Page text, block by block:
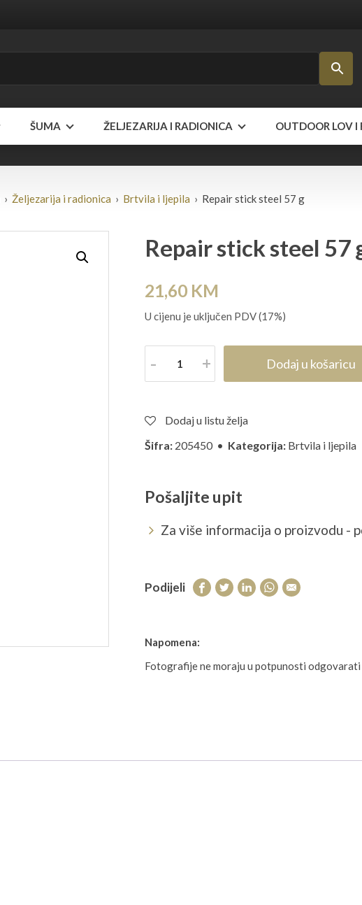
ŠUMA ŽELJEZARIJA I RADIONICA OUTDOOR LOV I
› Željezarija i radionica › Brtvila i ljepila › Repair stick steel 57 g
Repair stick steel 57
21,60 KM
U cijenu je uključen PDV (17%)
Količina Dodaj u košaricu
Dodaj u listu želja
Šifra: 205450 • Kategorija: Brtvila i ljepila
Pošaljite upit
Za više informacija o proizvodu -
Podijeli
Napomena:
Fotografije ne moraju u potpunosti